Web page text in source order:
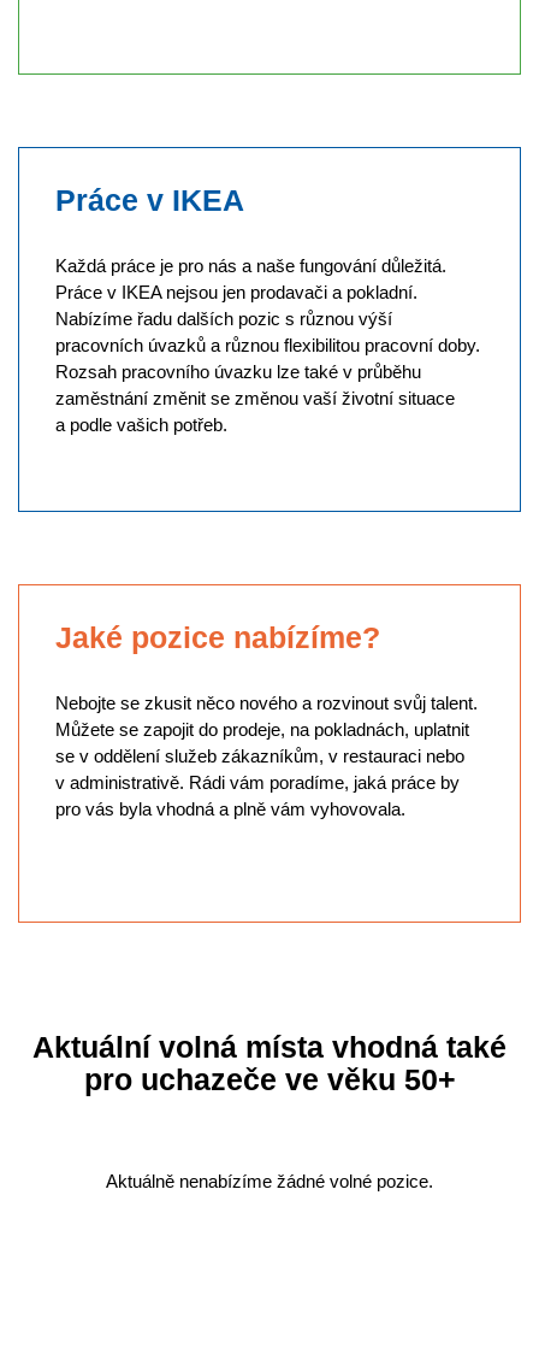
Práce v IKEA
Každá práce je pro nás a naše fungování důležitá.
Práce v IKEA nejsou jen prodavači a pokladní.
Nabízíme řadu dalších pozic s různou výší
pracovních úvazků a různou flexibilitou pracovní doby.
Rozsah pracovního úvazku lze také v průběhu
zaměstnání změnit se změnou vaší životní situace
a podle vašich potřeb.
Jaké pozice nabízíme?
Nebojte se zkusit něco nového a rozvinout svůj talent.
Můžete se zapojit do prodeje, na pokladnách, uplatnit
se v oddělení služeb zákazníkům, v restauraci nebo
v administrativě. Rádi vám poradíme, jaká práce by
pro vás byla vhodná a plně vám vyhovovala.
Aktuální volná místa vhodná také
pro uchazeče ve věku 50+
Aktuálně nenabízíme žádné volné pozice.